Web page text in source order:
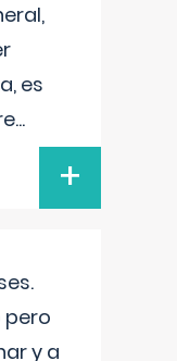
es
...
+
pero
y a